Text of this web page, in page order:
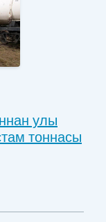
улы
тоннасы